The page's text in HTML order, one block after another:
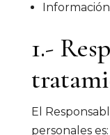
Información
1.-
El
personales es: